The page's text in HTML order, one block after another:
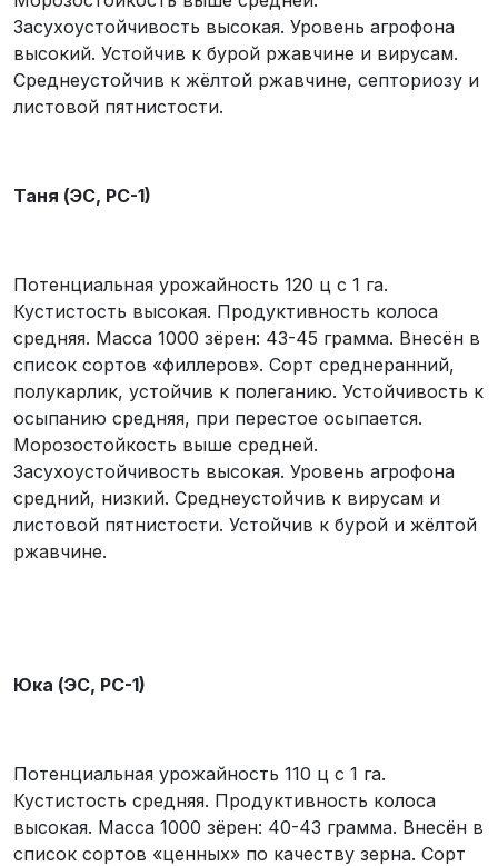
Засухоустойчивость высокая. Уровень агрофона
высокий. Устойчив к бурой ржавчине и вирусам.
Среднеустойчив к жёлтой ржавчине, септориозу и
листовой пятнистости.
Таня (ЭС, РС-1)
Потенциальная урожайность 120 ц с 1 га.
Кустистость высокая. Продуктивность колоса
средняя. Масса 1000 зёрен: 43-45 грамма. Внесён в
список сортов «филлеров». Сорт среднеранний,
полукарлик, устойчив к полеганию. Устойчивость к
осыпанию средняя, при перестое осыпается.
Морозостойкость выше средней.
Засухоустойчивость высокая. Уровень агрофона
средний, низкий. Среднеустойчив к вирусам и
листовой пятнистости. Устойчив к бурой и жёлтой
ржавчине.
Юка (ЭС, РС-1)
Потенциальная урожайность 110 ц с 1 га.
Кустистость средняя. Продуктивность колоса
высокая. Масса 1000 зёрен: 40-43 грамма. Внесён в
список сортов «ценных» по качеству зерна. Сорт